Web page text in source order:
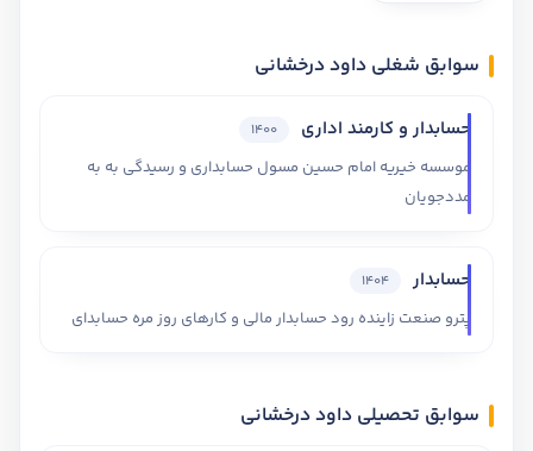
سوابق شغلی داود درخشانی
حسابدار و کارمند اداری 1400
موسسه خیریه امام حسین مسول حسابداری و رسیدگی به به
مددجویان
حسابدار 1404
پترو صنعت زاینده رود حسابدار مالی و کارهای روز مره حسابدای
سوابق تحصیلی داود درخشانی